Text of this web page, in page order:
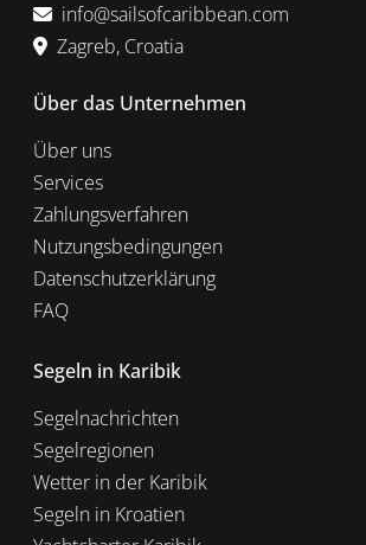
info@sailsofcaribbean.com
Zagreb, Croatia
Über das Unternehmen
Über uns
Services
Zahlungsverfahren
Nutzungsbedingungen
Datenschutzerklärung
FAQ
Segeln in Karibik
Segelnachrichten
Segelregionen
Wetter in der Karibik
Segeln in Kroatien